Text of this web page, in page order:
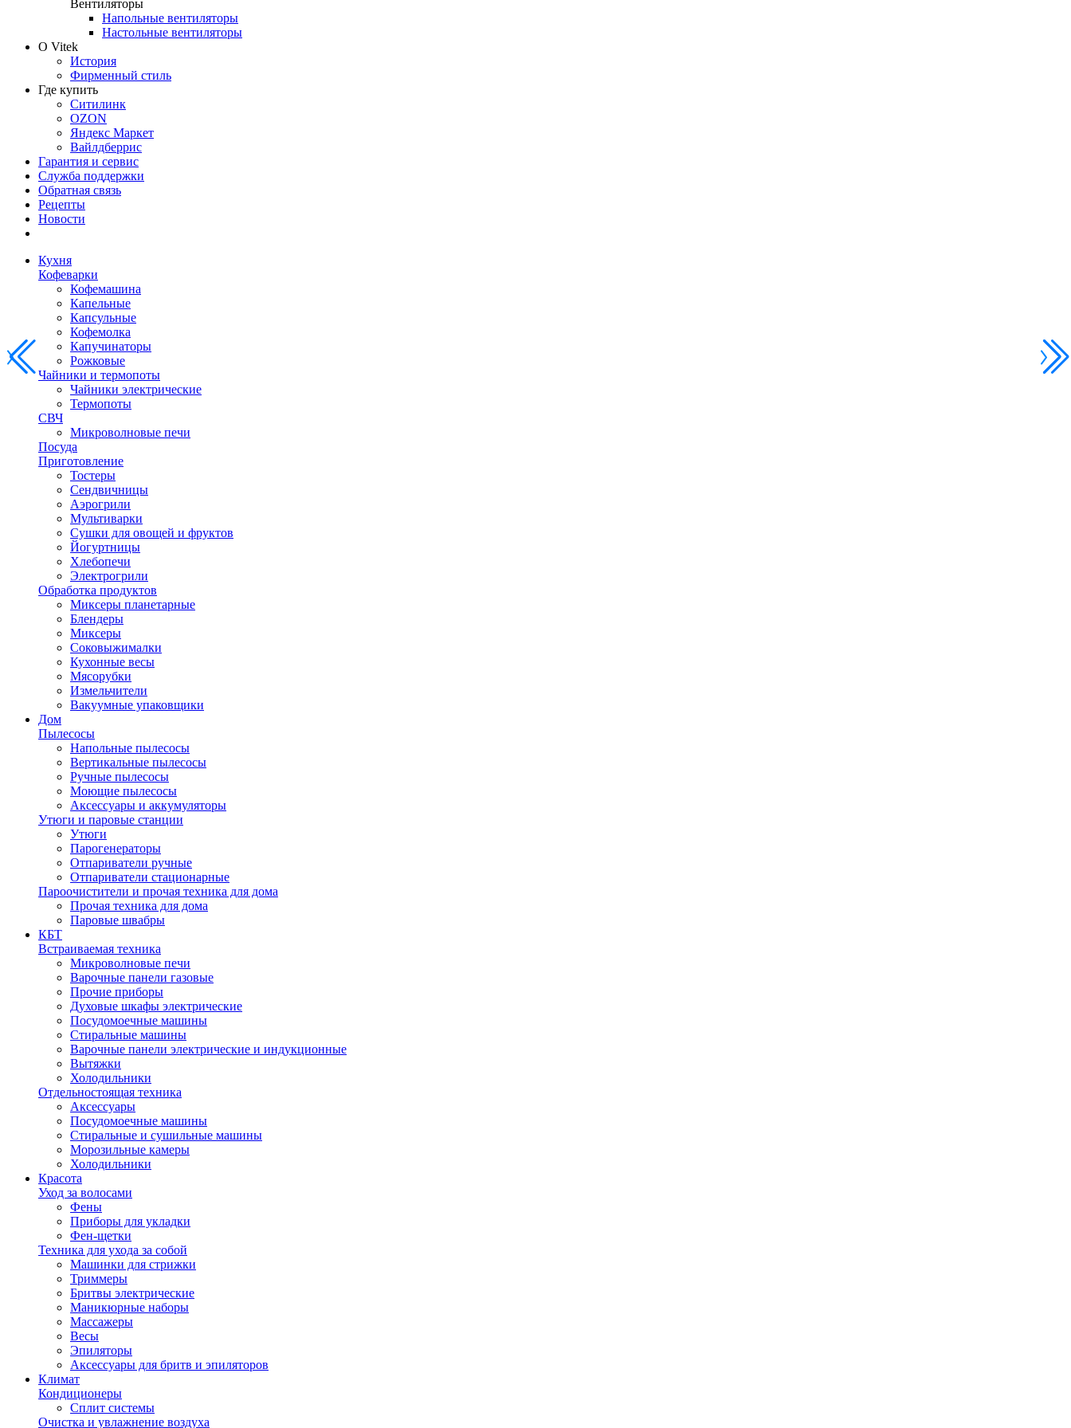
Вентиляторы
Напольные вентиляторы
Настольные вентиляторы
О Vitek
История
Фирменный стиль
Где купить
Ситилинк
OZON
Яндекс Маркет
Вайлдберрис
Гарантия и сервис
Служба поддержки
Обратная связь
Рецепты
Новости
Кухня
Кофеварки
Кофемашина
Капельные
Капсульные
Кофемолка
Капучинаторы
Рожковые
Чайники и термопоты
Чайники электрические
Термопоты
СВЧ
Микроволновые печи
Посуда
Приготовление
Тостеры
Сендвичницы
Аэрогрили
Мультиварки
Сушки для овощей и фруктов
Йогуртницы
Хлебопечи
Электрогрили
Обработка продуктов
Миксеры планетарные
Блендеры
Миксеры
Соковыжималки
Кухонные весы
Мясорубки
Измельчители
Вакуумные упаковщики
Дом
Пылесосы
Напольные пылесосы
Вертикальные пылесосы
Ручные пылесосы
Моющие пылесосы
Аксессуары и аккумуляторы
Утюги и паровые станции
Утюги
Парогенераторы
Отпариватели ручные
Отпариватели стационарные
Пароочистители и прочая техника для дома
Прочая техника для дома
Паровые швабры
КБТ
Встраиваемая техника
Микроволновые печи
Варочные панели газовые
Прочие приборы
Духовые шкафы электрические
Посудомоечные машины
Стиральные машины
Варочные панели электрические и индукционные
Вытяжки
Холодильники
Отдельностоящая техника
Аксессуары
Посудомоечные машины
Стиральные и сушильные машины
Морозильные камеры
Холодильники
Красота
Уход за волосами
Фены
Приборы для укладки
Фен-щетки
Техника для ухода за собой
Машинки для стрижки
Триммеры
Бритвы электрические
Маникюрные наборы
Массажеры
Весы
Эпиляторы
Аксессуары для бритв и эпиляторов
Климат
Кондиционеры
Сплит системы
Очистка и увлажнение воздуха